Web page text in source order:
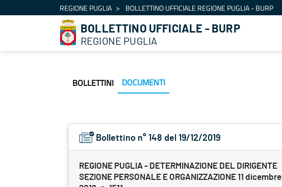
Skip to ContentREGIONE PUGLIA BOLLETTINO UFFICIALE REGIONE PUGLIA - BURP
BOLLETTINO UFFICIALE - BURP
REGIONE PUGLIA
BOLLETTINI DOCUMENTI
Bollettino n° 148 del 19/12/2019
REGIONE PUGLIA - DETERMINAZIONE DEL DIRIGENTE
SEZIONE PERSONALE E ORGANIZZAZIONE 11 dicembre